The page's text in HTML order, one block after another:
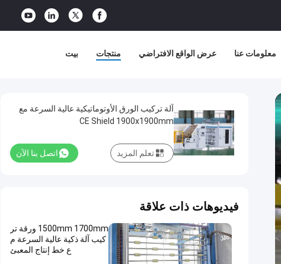
بيت منتجات عرض الواقع الافتراضي معلومات عنا
آلة تركيب الورق الأوتوماتيكية عالية السرعة مع
CE Shield 1900x1900mm
اتصل بنا الآن تعلم المزيد
فيديوهات ذات علاقة
1500mm 1700mm ورقة تر
كيب آلة ذكية عالية السرعة م
ع خط إنتاج المعبئ